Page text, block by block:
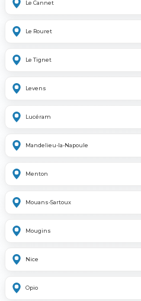
Le Cannet
Le Rouret
Le Tignet
Levens
Lucéram
Mandelieu-la-Napoule
Menton
Mouans-Sartoux
Mougins
Nice
Opio